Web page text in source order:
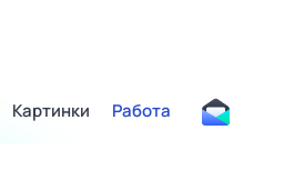
Картинки Работа